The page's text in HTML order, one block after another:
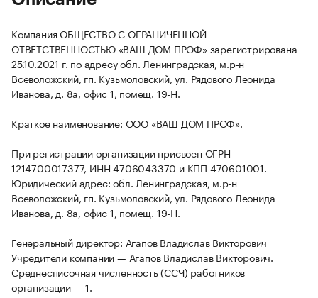
Компания ОБЩЕСТВО С ОГРАНИЧЕННОЙ
ОТВЕТСТВЕННОСТЬЮ «ВАШ ДОМ ПРОФ» зарегистрирована
25.10.2021 г. по адресу обл. Ленинградская, м.р-н
Всеволожский, гп. Кузьмоловский, ул. Рядового Леонида
Иванова, д. 8а, офис 1, помещ. 19-Н.
Краткое наименование: ООО «ВАШ ДОМ ПРОФ».
При регистрации организации присвоен ОГРН
1214700017377, ИНН 4706043370 и КПП 470601001.
Юридический адрес: обл. Ленинградская, м.р-н
Всеволожский, гп. Кузьмоловский, ул. Рядового Леонида
Иванова, д. 8а, офис 1, помещ. 19-Н.
Генеральный директор: Агапов Владислав Викторович
Учредители компании — Агапов Владислав Викторович.
Среднесписочная численность (ССЧ) работников
организации — 1.